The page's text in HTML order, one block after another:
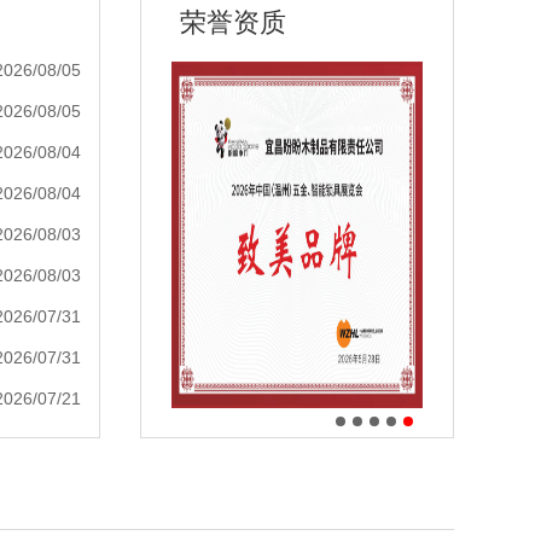
08/05
08/05
08/04
08/04
08/03
08/03
07/31
07/31
07/21
荣誉资质